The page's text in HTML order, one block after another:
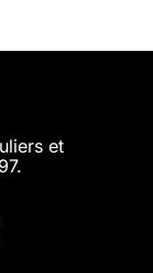
et